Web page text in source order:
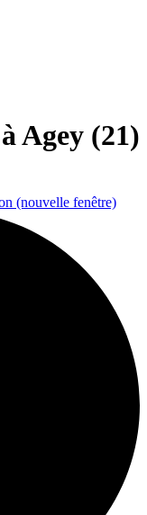
Agey (21)
(nouvelle fenêtre)